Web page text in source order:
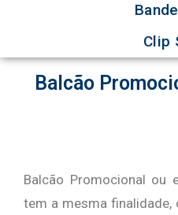
Clip
Balcão
Balcão Promocional ou
tem a mesma finalidade,